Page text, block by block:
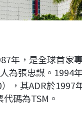
年，是全球首家
為張忠謀。1994
），其ADR於1997
碼為TSM。